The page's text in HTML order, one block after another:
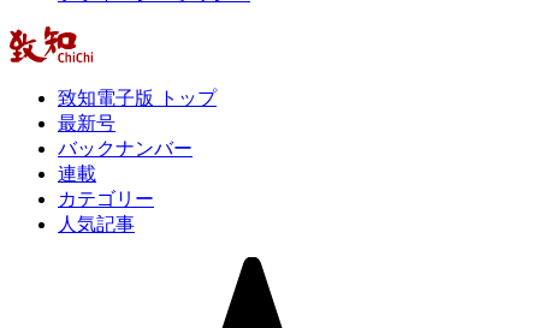
致知電子版 トップ
最新号
バックナンバー
連載
カテゴリー
人気記事